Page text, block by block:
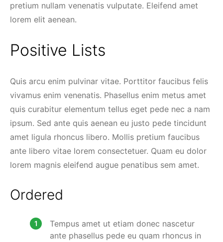
pretium nullam venenatis vulputate. Eleifend amet
lorem elit aenean.
Positive Lists
Quis arcu enim pulvinar vitae. Porttitor faucibus felis
vivamus enim venenatis. Phasellus enim metus amet
quis curabitur elementum tellus eget pede nec a nam
ipsum. Sed ante quis aenean eu justo pede tincidunt
amet ligula rhoncus libero. Mollis pretium faucibus
ante libero vitae lorem consectetuer. Quam eu dolor
lorem magnis eleifend augue penatibus sem amet.
Ordered
Tempus amet ut etiam donec nascetur
ante phasellus pede eu quam rhoncus in